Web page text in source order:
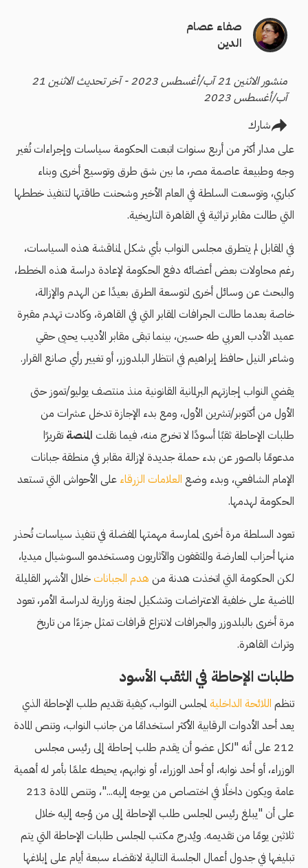
صفاء عصام
الدين
منشور الاثنين 21 آب/أغسطس 2023 - آخر تحديث الاثنين 21
آب/أغسطس 2023
شارك
على مدار أكثر من أربع سنوات اتبعت الحكومة سياسات وإجراءات تُغير
وجه وطبيعة عاصمة مصر، ما بين شق طرق وتوسيع أخرى وبناء
كباري، وتوسعت السلطة في العام الأخير وشحنت طاقتها لتنفيذ خططها
التي طالت مقابر تراثية في القاهرة التاريخية.
في المقابل لم يتطرق مجلس النواب بأي شكل لمناقشة هذه السياسات،
رغم محاولات بعض أعضائه دفع الحكومة لإعادة دراسة هذه الخطط،
والبحث عن وسائل أخرى لتوسعة الطرق بعيدًا عن الهدم والإزالة،
خاصة بعدما طالت الجرافات المقابر التي في القاهرة، وكادت تهدم مقبرة
عميد الأدب العربي طه حسين، بينما تبقى مقابر الأديب يحيى حقي
وشاعر النيل حافظ إبراهيم في انتظار البلدوزر، أو تغيير رأي صانع القرار.
يقضي النواب إجازتهم البرلمانية القانونية منذ منتصف يوليو/تموز حتى
الأول من أكتوبر/تشرين الأول، ومع بدء الإجازة تدخل عشرات من
طلبات الإحاطة ثقبًا أسودًا لا تخرج منه، فيما نقلت المنصة تقريرًا
مدعومًا بالصور عن بدء حملة جديدة لإزالة مقابر في منطقة جبانات
الإمام الشافعي، وبدء وضع العلامات الزرقاء على الأحواش التي تستعد
الحكومة لهدمها.
تعود السلطة مرة أخرى لممارسة مهمتها المفضلة في تنفيذ سياسات تُحذر
منها أحزاب المعارضة والمثقفون والآثاريون ومستخدمو السوشيال ميديا،
لكن الحكومة التي اتخذت هدنة من هدم الجبانات خلال الأشهر القليلة
الماضية على خلفية الاعتراضات وتشكيل لجنة وزارية لدراسة الأمر، تعود
مرة أخرى بالبلدوزر والجرافات لانتزاع قرافات تمثل جزءًا من تاريخ
وتراث القاهرة.
طلبات الإحاطة في الثقب الأسود
تنظم اللائحة الداخلية لمجلس النواب، كيفية تقديم طلب الإحاطة الذي
يعد أحد الأدوات الرقابية الأكثر استخدامًا من جانب النواب، وتنص المادة
212 على أنه "لكل عضو أن يقدم طلب إحاطة إلى رئيس مجلس
الوزراء، أو أحد نوابه، أو أحد الوزراء، أو نوابهم، يحيطه علمًا بأمر له أهمية
عامة ويكون داخلًا في اختصاص من يوجه إليه..."، وتنص المادة 213
على أن "يبلغ رئيس المجلس طلب الإحاطة إلى من وُجه إليه خلال
ثلاثين يومًا من تقديمه. ويُدرج مكتب المجلس طلبات الإحاطة التي يتم
تبليغها في جدول أعمال الجلسة التالية لانقضاء سبعة أيام على إبلاغها